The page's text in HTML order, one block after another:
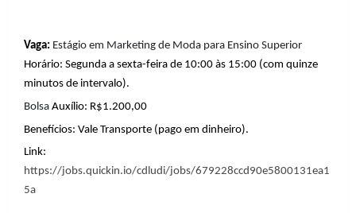
Vaga: Estágio em Marketing de Moda para Ensino Superior
Horário: Segunda a sexta-feira de 10:00 às 15:00 (com quinze
minutos de intervalo).
Bolsa Auxílio: R$1.200,00
Benefícios: Vale Transporte (pago em dinheiro).
Link:
https://jobs.quickin.io/cdludi/jobs/679228ccd90e5800131ea1
5a